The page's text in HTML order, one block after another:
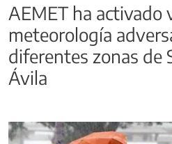
AEMET ha activado
meteorología
diferentes zonas de
Ávila